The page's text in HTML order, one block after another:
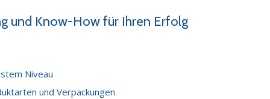
und Know-How für Ihren Erfolg
Niveau
und Verpackungen